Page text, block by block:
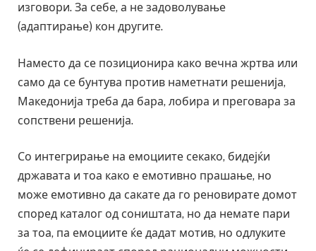
изговори. За себе, а не задоволување
(адаптирање) кон другите.
Наместо да се позиционира како вечна жртва или
само да се бунтува против наметнати решенија,
Македонија треба да бара, лобира и преговара за
сопствени решенија.
Со интегрирање на емоциите секако, бидејќи
државата и тоа како е емотивно прашање, но
може емотивно да сакате да го реновирате домот
според каталог од соништата, но да немате пари
за тоа, па емоциите ќе дадат мотив, но одлуките